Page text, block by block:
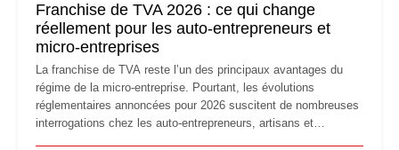
Franchise de TVA 2026 : ce qui change
réellement pour les auto-entrepreneurs et
micro-entreprises
La franchise de TVA reste l’un des principaux avantages du
régime de la micro-entreprise. Pourtant, les évolutions
réglementaires annoncées pour 2026 suscitent de nombreuses
interrogations chez les auto-entrepreneurs, artisans et